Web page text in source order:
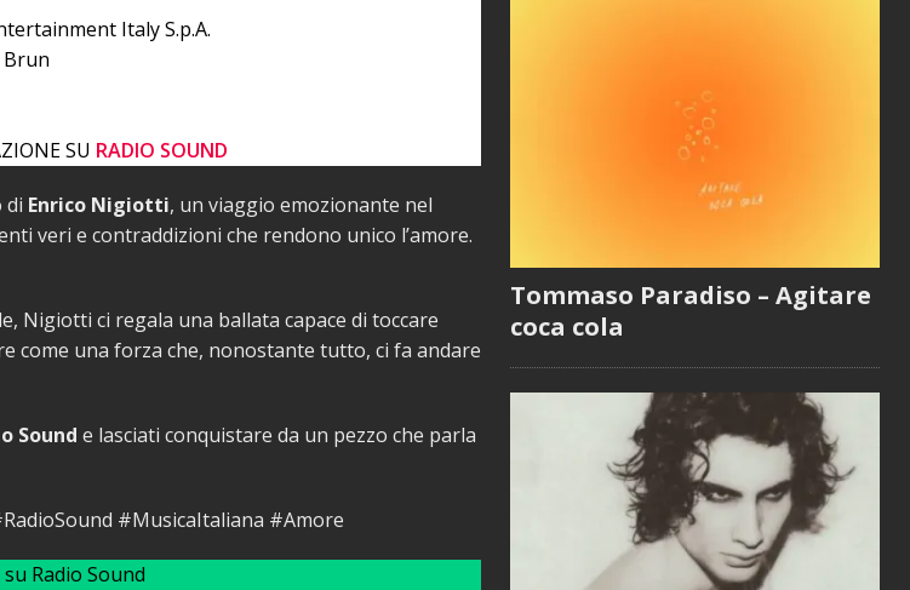
Italy S.p.A.
Brun
SU RADIO SOUND
di Enrico Nigiotti, un viaggio emozionante nel
veri e contraddizioni che rendono unico l’amore.
Nigiotti ci regala una ballata capace di toccare
come una forza che, nonostante tutto, ci fa andare
Sound e lasciati conquistare da un pezzo che parla
#MusicaItaliana #Amore
Radio Sound
Tommaso Paradiso – Agitare
coca cola